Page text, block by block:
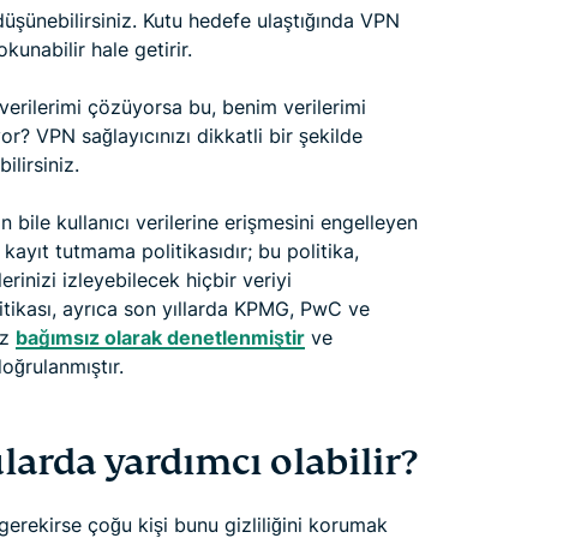
Kutu hedefe ulaştığında VPN
hale getirir.
çözüyorsa bu, benim verilerimi
VPN sağlayıcınızı dikkatli bir şekilde
bile kullanıcı verilerine erişmesini engelleyen
tutmama politikasıdır; bu politika,
izleyebilecek hiçbir veriyi
ayrıca son yıllarda KPMG, PwC ve
bağımsız olarak denetlenmiştir ve
yardımcı olabilir?
çoğu kişi bunu gizliliğini korumak